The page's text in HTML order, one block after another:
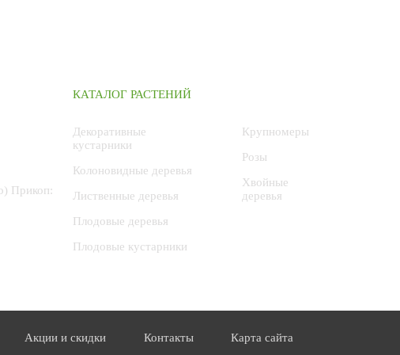
Прикоп:
КАТАЛОГ РАСТЕНИЙ
Декоративные
кустарники
Колоновидные деревья
Лиственные деревья
Плодовые деревья
Плодовые кустарники
Крупномеры
Розы
Хвойные
деревья
Акции и скидки Контакты Карта сайта